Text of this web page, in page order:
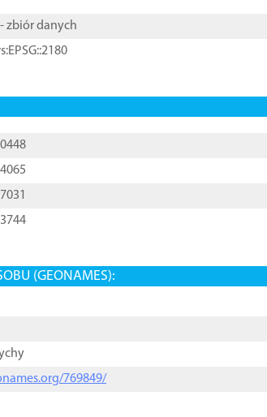
] - zbiór danych
(GEONAMES):
769849/